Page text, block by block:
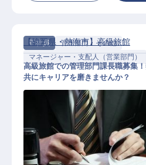
正社員
管理部門・その他
マネージャー・支配人（営業部門）
【静岡県・熱海市】高級旅館
高級旅館での管理部門課長職募集
共にキャリアを磨きませんか？